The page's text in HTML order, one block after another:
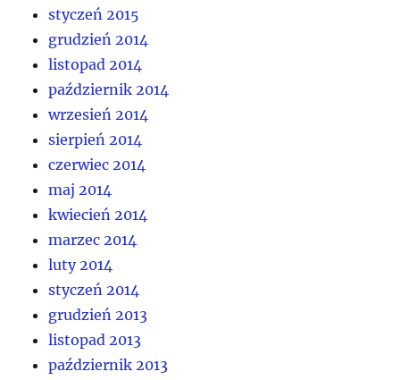
styczeń 2015
grudzień 2014
listopad 2014
październik 2014
wrzesień 2014
sierpień 2014
czerwiec 2014
maj 2014
kwiecień 2014
marzec 2014
luty 2014
styczeń 2014
grudzień 2013
listopad 2013
październik 2013